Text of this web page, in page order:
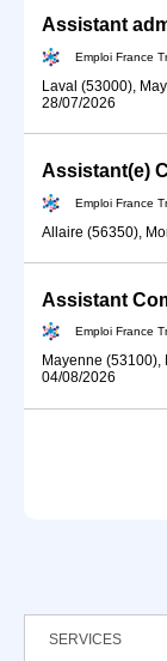
Assistant
Emploi France
Laval (53000),
28/07/2026
Assistant(e)
Emploi France
Allaire (56350),
Assistant
Emploi France
Mayenne (53100),
04/08/2026
SERVICES